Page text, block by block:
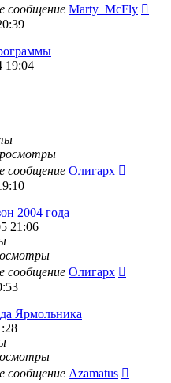
сообщение Marty_McFly
19:04
сообщение Олигарх
2004 года
21:06
сообщение Олигарх
Ярмольника
сообщение Azamatus